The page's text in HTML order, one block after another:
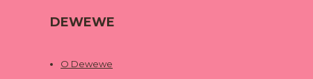
DEWEWE
O Dewewe